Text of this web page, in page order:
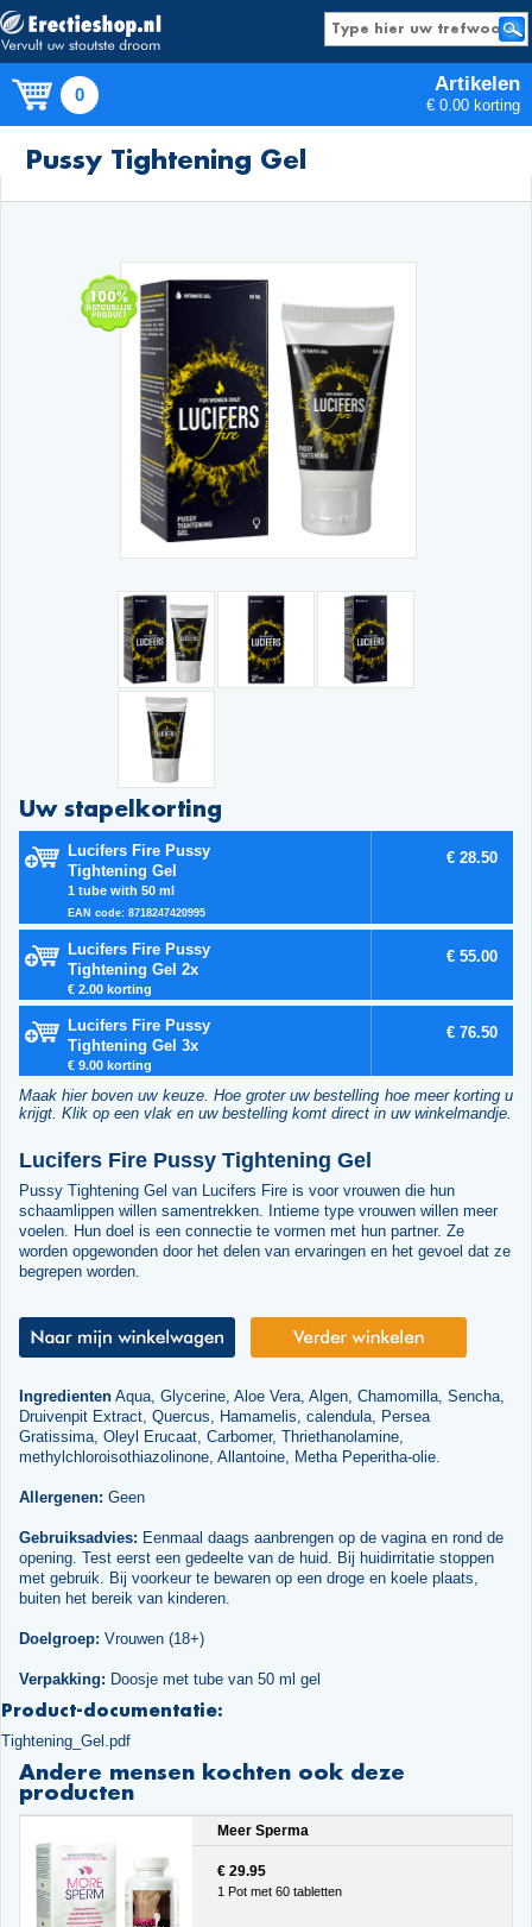
0 Artikelen
€ 0.00 korting
Producten
Pussy Tightening Gel
Uw stapelkorting
Lucifers Fire Pussy
Tightening Gel
1 tube with 50 ml
EAN code: 8718247420995
€ 28.50
Lucifers Fire Pussy
Tightening Gel 2x
€ 2.00 korting
€ 55.00
Lucifers Fire Pussy
Tightening Gel 3x
€ 9.00 korting
€ 76.50
Maak hier boven uw keuze. Hoe groter uw bestelling hoe meer korting u
krijgt. Klik op een vlak en uw bestelling komt direct in uw winkelmandje.
Lucifers Fire Pussy Tightening Gel
Pussy Tightening Gel van Lucifers Fire is voor vrouwen die hun
schaamlippen willen samentrekken. Intieme type vrouwen willen meer
voelen. Hun doel is een connectie te vormen met hun partner. Ze
worden opgewonden door het delen van ervaringen en het gevoel dat ze
begrepen worden.
IngredientenAqua, Glycerine, Aloe Vera, Algen, Chamomilla, Sencha,
Druivenpit Extract, Quercus, Hamamelis, calendula, Persea
Gratissima, Oleyl Erucaat, Carbomer, Thriethanolamine,
methylchloroisothiazolinone, Allantoine, Metha Peperitha-olie.
Allergenen: Geen
Gebruiksadvies: Eenmaal daags aanbrengen op de vagina en rond de
opening. Test eerst een gedeelte van de huid. Bij huidirritatie stoppen
met gebruik. Bij voorkeur te bewaren op een droge en koele plaats,
buiten het bereik van kinderen.
Doelgroep: Vrouwen (18+)
Verpakking: Doosje met tube van 50 ml gel
Product-documentatie:
Tightening_Gel.pdf
Andere mensen kochten ook deze
producten
Meer Sperma
€ 29.95
1 Pot met 60 tabletten